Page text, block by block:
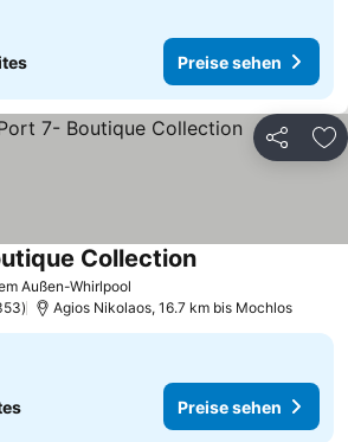
Preise sehen
Teilen
Außen-Whirlpool
Collection
Agios Nikolaos, 16.7 km bis Mochlos
Preise sehen